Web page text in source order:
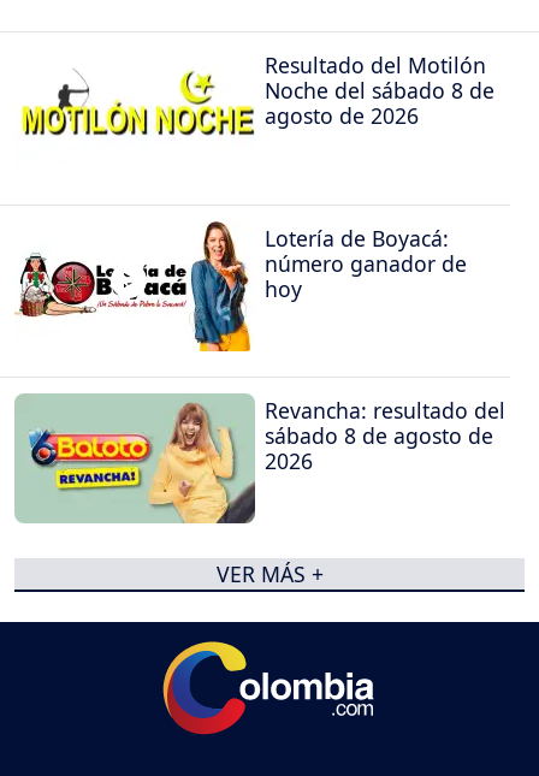
Resultado del Motilón
Noche del sábado 8 de
agosto de 2026
Lotería de Boyacá:
número ganador de
hoy
Revancha: resultado del
sábado 8 de agosto de
2026
VER MÁS +